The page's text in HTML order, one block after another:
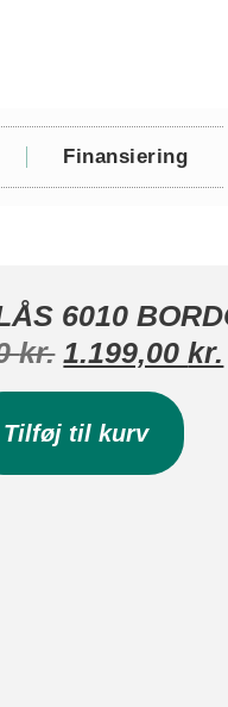
Finansiering
6010
kr. 1.199,00kr.
Tilføj til kurv